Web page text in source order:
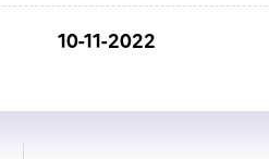
10-11-2022